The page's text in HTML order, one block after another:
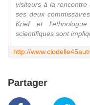
visiteurs à la
ses deux
Krief et
scientifiques sont
Partager